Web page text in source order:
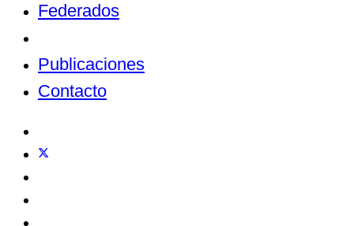
Federados
Publicaciones
Contacto